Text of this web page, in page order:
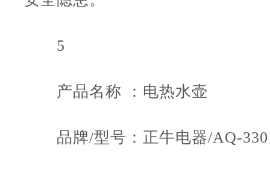
5
产品名称 ：电热水壶
品牌/型号：正牛电器/AQ-